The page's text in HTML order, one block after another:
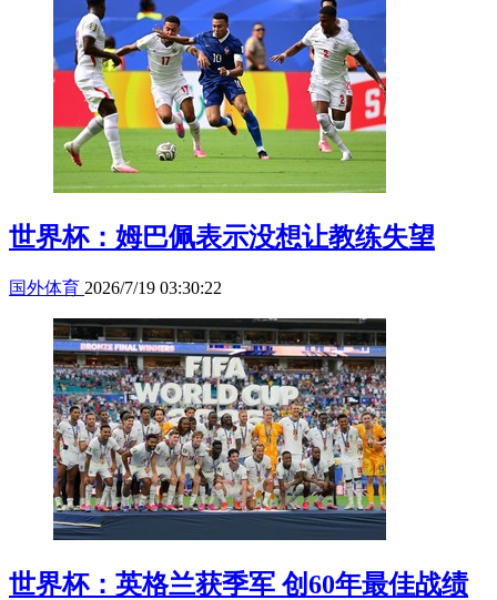
世界杯：姆巴佩表示没想让教练失望
国外体育 2026/7/19 03:30:22
世界杯：英格兰获季军 创60年最佳战绩